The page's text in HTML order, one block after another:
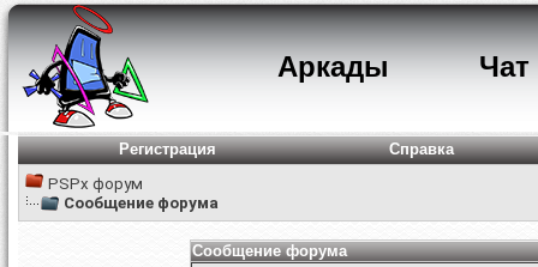
Аркады Чат
Регистрация
Справка
PSPx форум
Сообщение форума
Сообщение форума